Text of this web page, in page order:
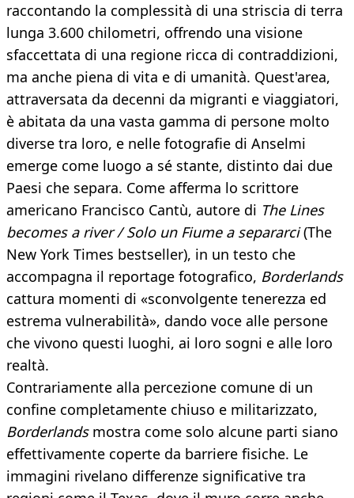
raccontando la complessità di una striscia di terra
lunga 3.600 chilometri, offrendo una visione
sfaccettata di una regione ricca di contraddizioni,
ma anche piena di vita e di umanità. Quest'area,
attraversata da decenni da migranti e viaggiatori,
è abitata da una vasta gamma di persone molto
diverse tra loro, e nelle fotografie di Anselmi
emerge come luogo a sé stante, distinto dai due
Paesi che separa. Come afferma lo scrittore
americano Francisco Cantù, autore di The Lines
becomes a river / Solo un Fiume a separarci(The
New York Times bestseller), in un testo che
accompagna il reportage fotografico, Borderlands
cattura momenti di «sconvolgente tenerezza ed
estrema vulnerabilità», dando voce alle persone
che vivono questi luoghi, ai loro sogni e alle loro
realtà.
Contrariamente alla percezione comune di un
confine completamente chiuso e militarizzato,
Borderlandsmostra come solo alcune parti siano
effettivamente coperte da barriere fisiche. Le
immagini rivelano differenze significative tra